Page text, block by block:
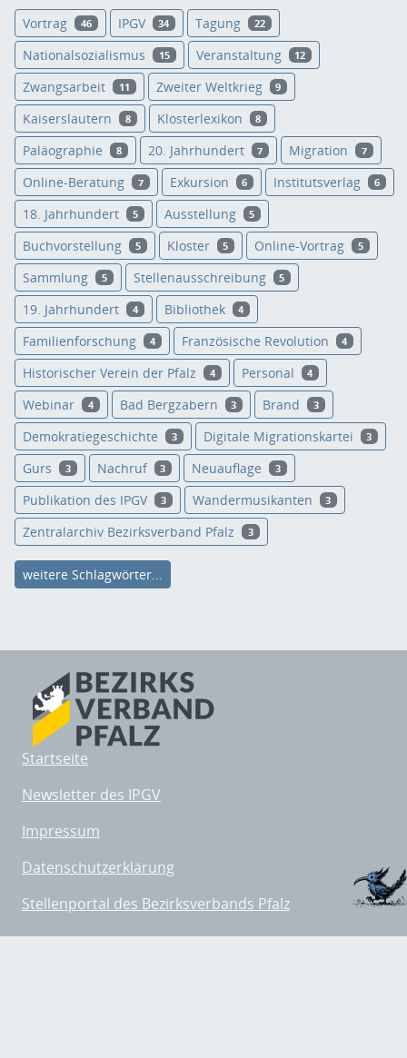
Vortrag 46 IPGV 34 Tagung 22
Nationalsozialismus 15 Veranstaltung 12
Zwangsarbeit 11 Zweiter Weltkrieg 9
Kaiserslautern 8 Klosterlexikon 8
Paläographie 8 20. Jahrhundert 7 Migration 7
Online-Beratung 7 Exkursion 6 Institutsverlag 6
18. Jahrhundert 5 Ausstellung 5
Buchvorstellung 5 Kloster 5 Online-Vortrag 5
Sammlung 5 Stellenausschreibung 5
19. Jahrhundert 4 Bibliothek 4
Familienforschung 4 Französische Revolution 4
Historischer Verein der Pfalz 4 Personal 4
Webinar 4 Bad Bergzabern 3 Brand 3
Demokratiegeschichte 3 Digitale Migrationskartei 3
Gurs 3 Nachruf 3 Neuauflage 3
Publikation des IPGV 3 Wandermusikanten 3
Zentralarchiv Bezirksverband Pfalz 3
weitere Schlagwörter...
Startseite
Newsletter des IPGV
Impressum
Datenschutzerklärung
Stellenportal des Bezirksverbands Pfalz